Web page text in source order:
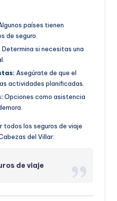
países tienen
de seguro.
Determina si necesitas una
Asegúrate de que el
actividades planificadas.
Opciones como asistencia
todos los seguros de viaje
del Villar:
de viaje